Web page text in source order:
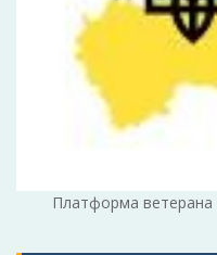
Платформа ветерана